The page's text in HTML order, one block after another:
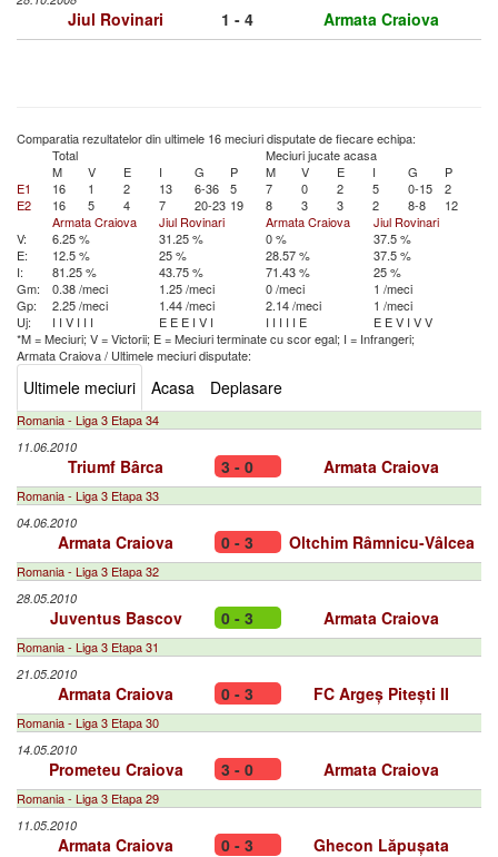
Jiul Rovinari 1 - 4 Armata Craiova
Comparatia rezultatelor din ultimele 16 meciuri disputate de fiecare echipa:
Total
Meciuri jucate acasa
M
V E I G P M V E I G
P
E1
16 1 2 13 6-36 5 7 0 2 5 0-15
2
E2
16 5 4 7 20-23 19 8 3 3 2 8-8
12
Armata Craiova
Jiul Rovinari Armata Craiova
Jiul Rovinari
V:
6.25 % 31.25 % 0 %
37.5 %
E:
12.5 % 25 % 28.57 %
37.5 %
I:
81.25 % 43.75 % 71.43 %
25 %
Gm:
0.38 /meci 1.25 /meci 0 /meci
1 /meci
Gp:
2.25 /meci 1.44 /meci 2.14 /meci
1 /meci
Uj:
I I V I I I E E E I V I I I I I I E E EV I VV
*M = Meciuri; V = Victorii; E = Meciuri terminate cu scor egal; I = Infrangeri;
Armata Craiova/ Ultimele meciuri disputate:
Ultimele meciuri Acasa Deplasare
Romania - Liga 3 Etapa 34
11.06.2010
Triumf Bârca 3 - 0 Armata Craiova
Romania - Liga 3 Etapa 33
04.06.2010
Armata Craiova 0 - 3 Oltchim Râmnicu-Vâlcea
Romania - Liga 3 Etapa 32
28.05.2010
Juventus Bascov 0 - 3 Armata Craiova
Romania - Liga 3 Etapa 31
21.05.2010
Armata Craiova 0 - 3 FC Argeș Pitești II
Romania - Liga 3 Etapa 30
14.05.2010
Prometeu Craiova 3 - 0 Armata Craiova
Romania - Liga 3 Etapa 29
11.05.2010
Armata Craiova 0 - 3 Ghecon Lăpușata